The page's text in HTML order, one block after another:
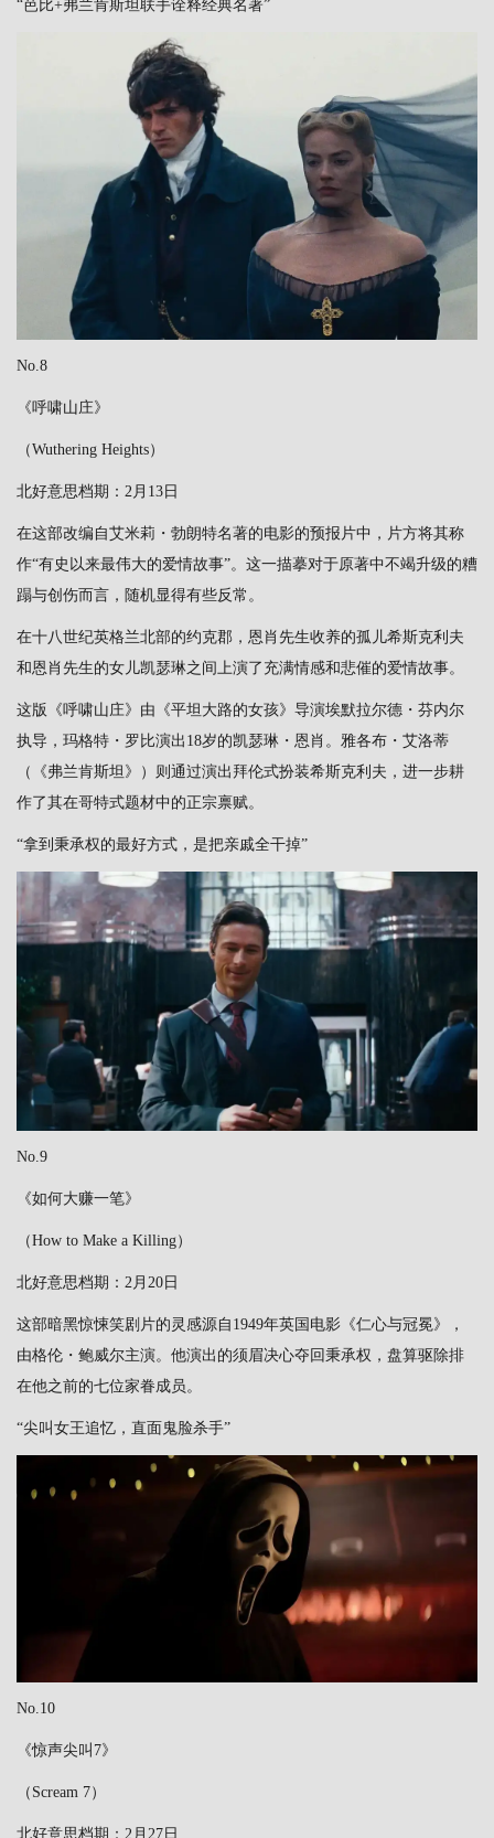
“芭比+弗兰肯斯坦联手诠释经典名著”
No.8
《呼啸山庄》
（Wuthering Heights）
北好意思档期：2月13日
在这部改编自艾米莉・勃朗特名著的电影的预报片中，片方将其称
作“有史以来最伟大的爱情故事”。这一描摹对于原著中不竭升级的糟
蹋与创伤而言，随机显得有些反常。
在十八世纪英格兰北部的约克郡，恩肖先生收养的孤儿希斯克利夫
和恩肖先生的女儿凯瑟琳之间上演了充满情感和悲催的爱情故事。
这版《呼啸山庄》由《平坦大路的女孩》导演埃默拉尔德・芬内尔
执导，玛格特・罗比演出18岁的凯瑟琳・恩肖。雅各布・艾洛蒂
（《弗兰肯斯坦》）则通过演出拜伦式扮装希斯克利夫，进一步耕
作了其在哥特式题材中的正宗禀赋。
“拿到秉承权的最好方式，是把亲戚全干掉”
No.9
《如何大赚一笔》
（How to Make a Killing）
北好意思档期：2月20日
这部暗黑惊悚笑剧片的灵感源自1949年英国电影《仁心与冠冕》，
由格伦・鲍威尔主演。他演出的须眉决心夺回秉承权，盘算驱除排
在他之前的七位家眷成员。
“尖叫女王追忆，直面鬼脸杀手”
No.10
《惊声尖叫7》
（Scream 7）
北好意思档期：2月27日